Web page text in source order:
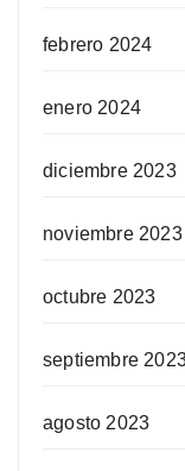
febrero 2024
enero 2024
diciembre 2023
noviembre 2023
octubre 2023
septiembre
agosto 2023